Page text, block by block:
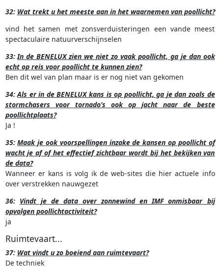
32: Wat trekt u het meeste aan in het waarnemen van poollicht?
vind het samen met zonsverduisteringen een vande meest
spectaculaire natuurverschijnselen
33:In de BENELUX zien we niet zo vaak poollicht, ga je dan ook
echt op reis voor poollicht te kunnen zien?
Ben dit wel van plan maar is er nog niet van gekomen
34:Als er in de BENELUX kans is op poollicht, ga je dan zoals de
stormchasers voor tornado’s ook op jacht naar de beste
poollichtplaats?
Ja !
35:Maak je ook voorspellingen inzake de kansen op poollicht of
wacht je af of het effectief zichtbaar wordt bij het bekijken van
de data?
Wanneer er kans is volg ik de web-sites die hier actuele info
over verstrekken nauwgezet
36: Vindt je de data over zonnewind en IMF onmisbaar bij
opvolgen poollichtactiviteit?
ja
Ruimtevaart...
37: Wat vindt u zo boeiend aan ruimtevaart?
De techniek